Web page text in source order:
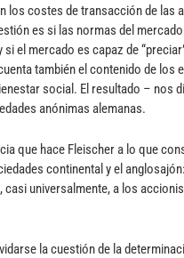
los costes de transacción de las
es si las normas del
el mercado es capaz de
también el contenido de los
social. El resultado – nos
anónimas alemanas.
que hace Fleischer a lo que
continental y el
casi universalmente, a los
la cuestión de la